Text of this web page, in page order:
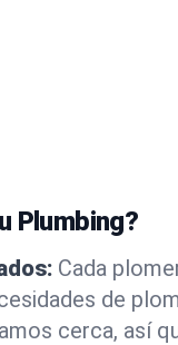
Plumbing?
Cada
de
cerca, así